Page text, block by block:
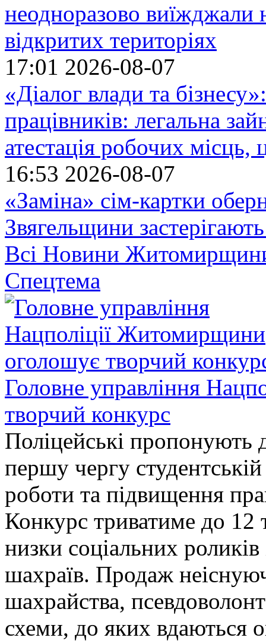
неодноразово виїжджали
відкритих територіях
17:01 2026-08-07
«Діалог влади та
працівників: легальна
атестація робочих місць,
16:53 2026-08-07
«Заміна» сім-картки
Звягельщини
Всі Новини
Спецтема
Головне управління
творчий конкурс
Поліцейські пропонують
першу чергу
роботи та підвищення
Конкурс триватиме до 12
низки соціальних
шахраїв. Продаж
шахрайства,
схеми, до яких